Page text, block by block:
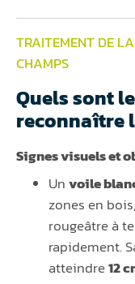
TRAITEMENT DE
CHAMPS
Quels sont
reconnaître
Signes visuels et
Unvoile
zones en
rougeâtre à
rapidement.
atteindre12